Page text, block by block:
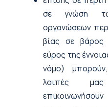
σε γνώση των
οργανώσεων
βίας σε βάρος
εύρος της
νόμο)
λοιπές